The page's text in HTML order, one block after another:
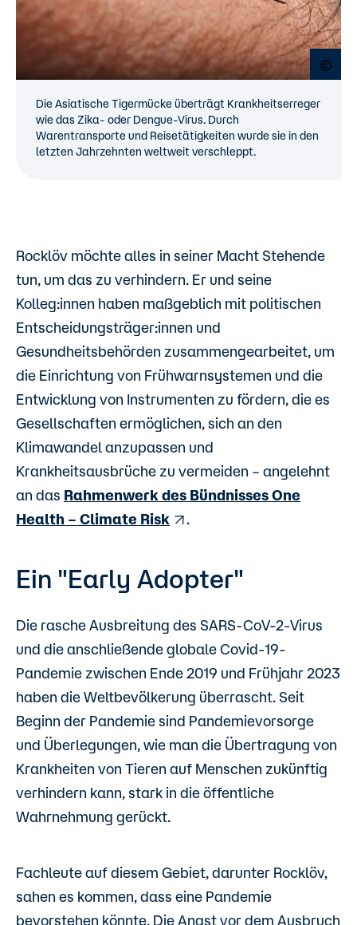
Die Asiatische Tigermücke überträgt Krankheitserreger
wie das Zika- oder Dengue-Virus. Durch
Warentransporte und Reisetätigkeiten wurde sie in den
letzten Jahrzehnten weltweit verschleppt.
Rocklöv möchte alles in seiner Macht Stehende
tun, um das zu verhindern. Er und seine
Kolleg:innen haben maßgeblich mit politischen
Entscheidungsträger:innen und
Gesundheitsbehörden zusammengearbeitet, um
die Einrichtung von Frühwarnsystemen und die
Entwicklung von Instrumenten zu fördern, die es
Gesellschaften ermöglichen, sich an den
Klimawandel anzupassen und
Krankheitsausbrüche zu vermeiden – angelehnt
an das Rahmenwerk des Bündnisses One
Health – Climate Risk
.
Ein "Early Adopter"
Die rasche Ausbreitung des SARS-CoV-2-Virus
und die anschließende globale Covid-19-
Pandemie zwischen Ende 2019 und Frühjahr 2023
haben die Weltbevölkerung überrascht. Seit
Beginn der Pandemie sind Pandemievorsorge
und Überlegungen, wie man die Übertragung von
Krankheiten von Tieren auf Menschen zukünftig
verhindern kann, stark in die öffentliche
Wahrnehmung gerückt.
Fachleute auf diesem Gebiet, darunter Rocklöv,
sahen es kommen, dass eine Pandemie
bevorstehen könnte. Die Angst vor dem Ausbruch